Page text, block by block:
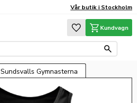
Vår butik i Stockholm
Favoriter
Kundvagn
Sundsvalls Gymnasterna